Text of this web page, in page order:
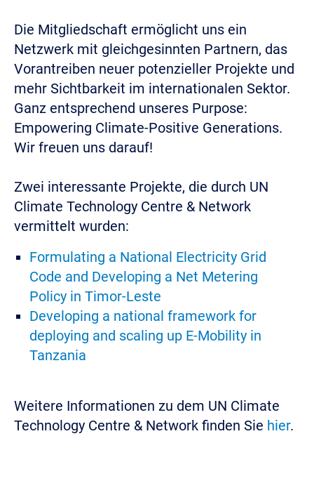
Die Mitgliedschaft ermöglicht uns ein
Netzwerk mit gleichgesinnten Partnern, das
Vorantreiben neuer potenzieller Projekte und
mehr Sichtbarkeit im internationalen Sektor.
Ganz entsprechend unseres Purpose:
Empowering Climate-Positive Generations.
Wir freuen uns darauf!
Zwei interessante Projekte, die durch UN
Climate Technology Centre & Network
vermittelt wurden:
Formulating a National Electricity Grid
Code and Developing a Net Metering
Policy in Timor-Leste
Developing a national framework for
deploying and scaling up E‑Mobility in
Tanzania
Weitere Informationen zu dem UN Climate
Technology Centre & Network finden Sie hier.